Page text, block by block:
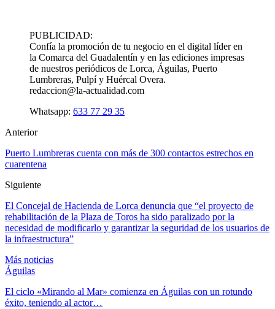
PUBLICIDAD:
Confía la promoción de tu negocio en el digital líder en
la Comarca del Guadalentín y en las ediciones impresas
de nuestros periódicos de Lorca, Águilas, Puerto
Lumbreras, Pulpí y Huércal Overa.
redaccion@la-actualidad.com
Whatsapp: 633 77 29 35
Anterior
Puerto Lumbreras cuenta con más de 300 contactos estrechos en
cuarentena
Siguiente
El Concejal de Hacienda de Lorca denuncia que “el proyecto de
rehabilitación de la Plaza de Toros ha sido paralizado por la
necesidad de modificarlo y garantizar la seguridad de los usuarios de
la infraestructura”
Más noticias
Águilas
El ciclo «Mirando al Mar» comienza en Águilas con un rotundo
éxito, teniendo al actor…